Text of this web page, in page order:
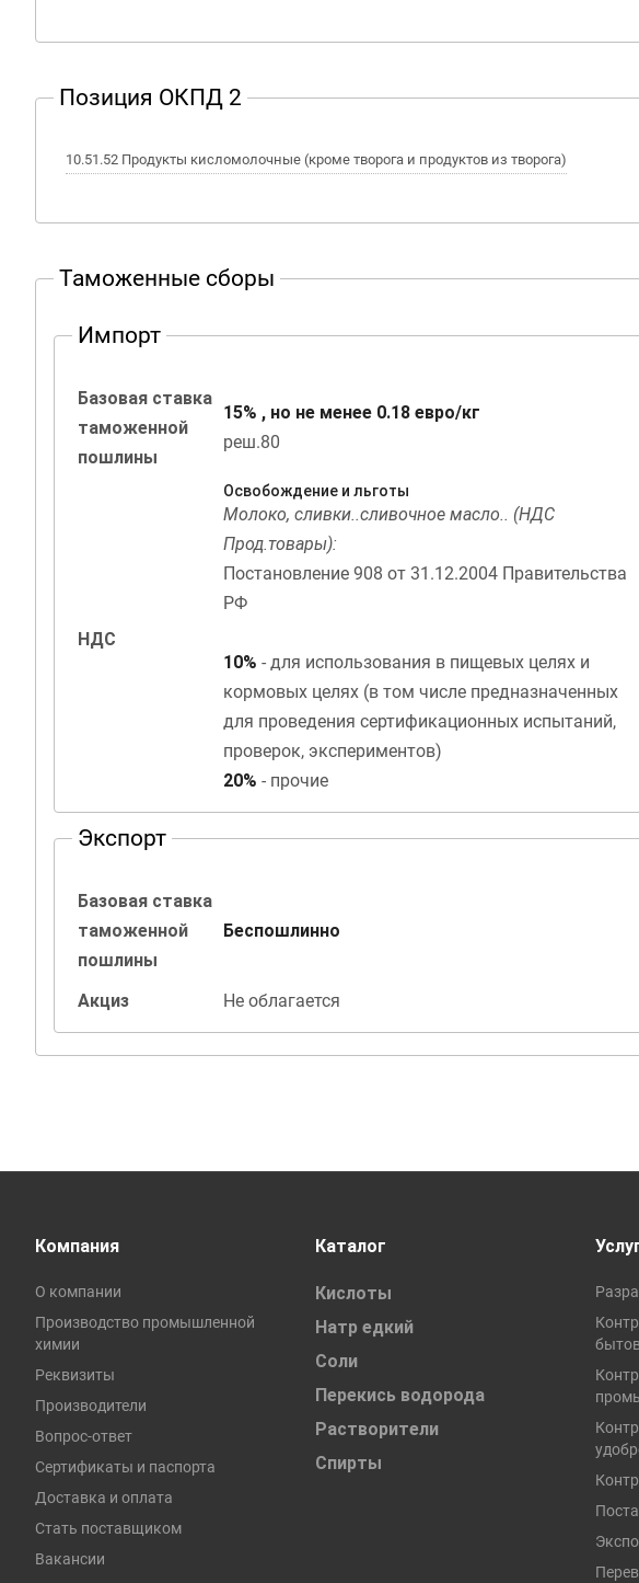
Позиция ОКПД 2
10.51.52 Продукты кисломолочные (кроме творога и продуктов из творога)
Таможенные сборы
Импорт
Базовая ставка
таможенной
пошлины
15% , но не менее 0.18 евро/кг
реш.80
НДС
Освобождение и льготы
Молоко, сливки..сливочное масло.. (НДС
Прод.товары):
Постановление 908 от 31.12.2004 Правительства
РФ
10% - для использования в пищевых целях и
кормовых целях (в том числе предназначенных
для проведения сертификационных испытаний,
проверок, экспериментов)
20% - прочие
Экспорт
Базовая ставка
таможенной
пошлины
Беспошлинно
Акциз Не облагается
Компания
О компании
Производство промышленной
химии
Реквизиты
Производители
Вопрос-ответ
Сертификаты и паспорта
Доставка и оплата
Стать поставщиком
Вакансии
Каталог
Кислоты
Натр едкий
Соли
Перекись водорода
Растворители
Спирты